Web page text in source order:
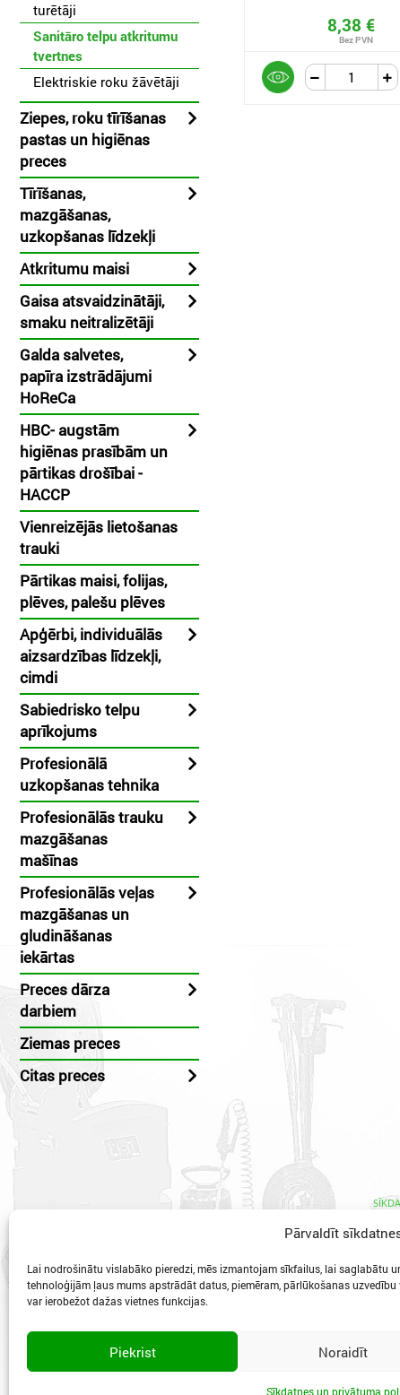
Pārvaldīt
Lai nodrošinātu vislabāko pieredzi, mēs izmantojam sīkfailus, lai saglabātu
tehnoloģijām ļaus mums apstrādāt datus, piemēram, pārlūkošanas
var ierobežot dažas vietnes funkcijas.
Piekrist Noraidīt
Sīkdatnes un privātuma
turētāji
Sanitāro telpu atkritumu
tvertnes
Elektriskie roku žāvētāji
Ziepes, roku tīrīšanas
pastas un higiēnas
preces
Tīrīšanas,
mazgāšanas,
uzkopšanas līdzekļi
Atkritumu maisi
Gaisa atsvaidzinātāji,
smaku neitralizētāji
Galda salvetes,
papīra izstrādājumi
HoReCa
HBC- augstām
higiēnas prasībām un
pārtikas drošībai -
HACCP
Vienreizējās lietošanas
trauki
Pārtikas maisi, folijas,
plēves, palešu plēves
Apģērbi, individuālās
aizsardzības līdzekļi,
cimdi
Sabiedrisko telpu
aprīkojums
Profesionālā
uzkopšanas tehnika
Profesionālās trauku
mazgāšanas
mašīnas
Profesionālās veļas
mazgāšanas un
gludināšanas
iekārtas
Preces dārza
darbiem
Ziemas preces
Citas preces
8,38 €